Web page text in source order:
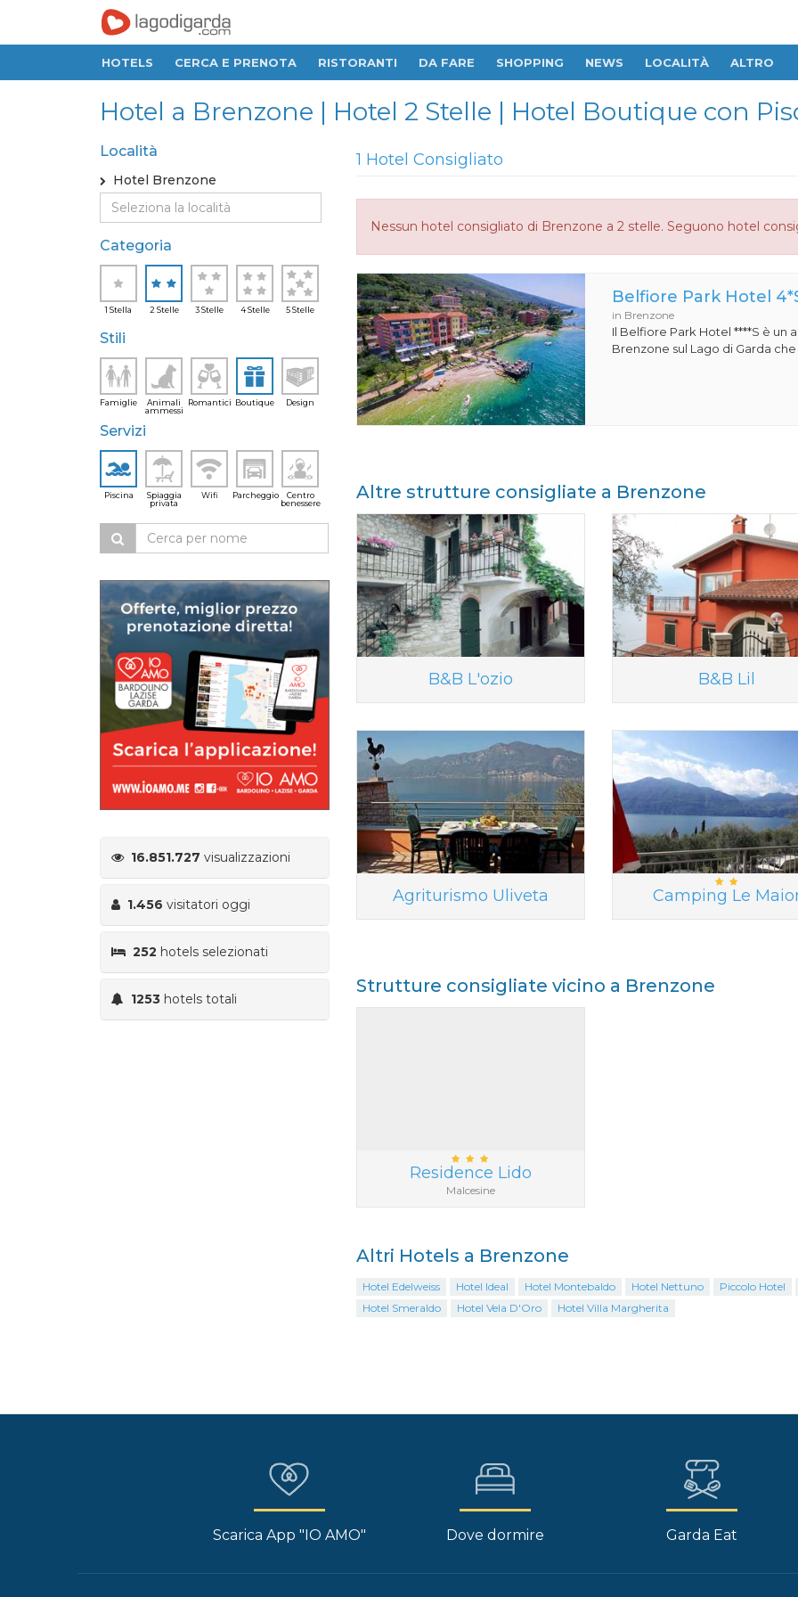
HOTELS CERCA E PRENOTA RISTORANTI DA FARE SHOPPING NEWS LOCALITÀ ALTRO
Hotel a Brenzone | Hotel 2 Stelle | Hotel Boutique con
Località
Hotel Brenzone
Categoria
1 Stella 2 Stelle 3 Stelle 4 Stelle 5 Stelle
Stili
Famiglie
Animali
ammessi
Romantici Boutique Design
Servizi
Piscina
Spiaggia
privata
Wifi Parcheggio
Centro
benessere
16.851.727 visualizzazioni
1.456 visitatori oggi
252 hotels selezionati
1253 hotels totali
1 Hotel Consigliato
Nessun hotel consigliato di Brenzone a 2 stelle. Seguono hotel
Belfiore Park Hotel
in Brenzone
Il Belfiore Park Hotel ****S è un
Brenzone sul Lago di Garda che
Altre strutture consigliate a Brenzone
B&B L'ozio B&B Lil
Agriturismo Uliveta Camping Le
Strutture consigliate vicino a Brenzone
Residence Lido
Malcesine
Altri Hotels a Brenzone
Hotel Edelweiss Hotel Ideal Hotel Montebaldo Hotel Nettuno
Piccolo Hotel
Hotel Smeraldo
Hotel Vela D'Oro Hotel Villa Margherita
Scarica App "IO AMO" Dove dormire Garda Eat